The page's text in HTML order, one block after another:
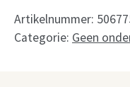
Artikelnummer:
Categorie: Geen